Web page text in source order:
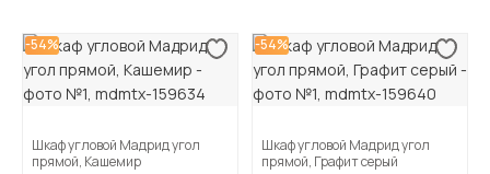
-54%
Шкаф угловой Мадрид угол
прямой, Кашемир
-54%
Шкаф угловой Мадрид угол
прямой, Графит серый